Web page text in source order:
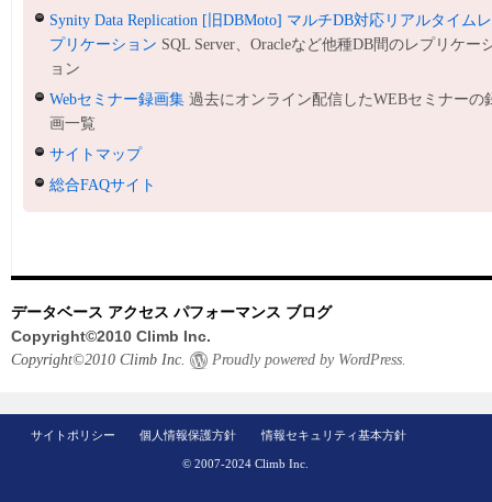
Synity Data Replication [旧DBMoto] マルチDB対応リアルタイムレ
プリケーション SQL Server、Oracleなど他種DB間のレプリケー
ョン
Webセミナー録画集 過去にオンライン配信したWEBセミナーの
画一覧
サイトマップ
総合FAQサイト
データベース アクセス パフォーマンス ブログ
Copyright©2010 Climb Inc.
Copyright©2010 Climb Inc. Proudly powered by WordPress.
サイトポリシー 個人情報保護方針 情報セキュリティ基本方針
© 2007-2024 Climb Inc.